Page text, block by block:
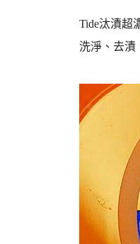
Tide汰漬超
洗淨、去漬